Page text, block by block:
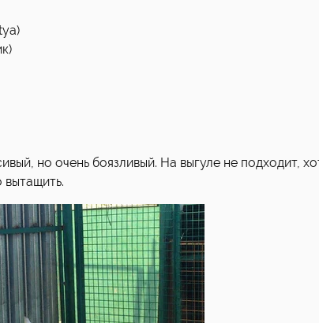
но очень боязливый. На выгуле не подходит,
вытащить.